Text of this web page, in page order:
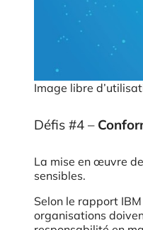
Image libre
Défis #4 –
La mise en œuvre
sensibles.
Selon le rapport
organisations